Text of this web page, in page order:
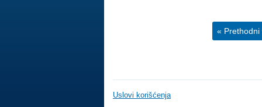
« Prethodni
Uslovi korišćenja